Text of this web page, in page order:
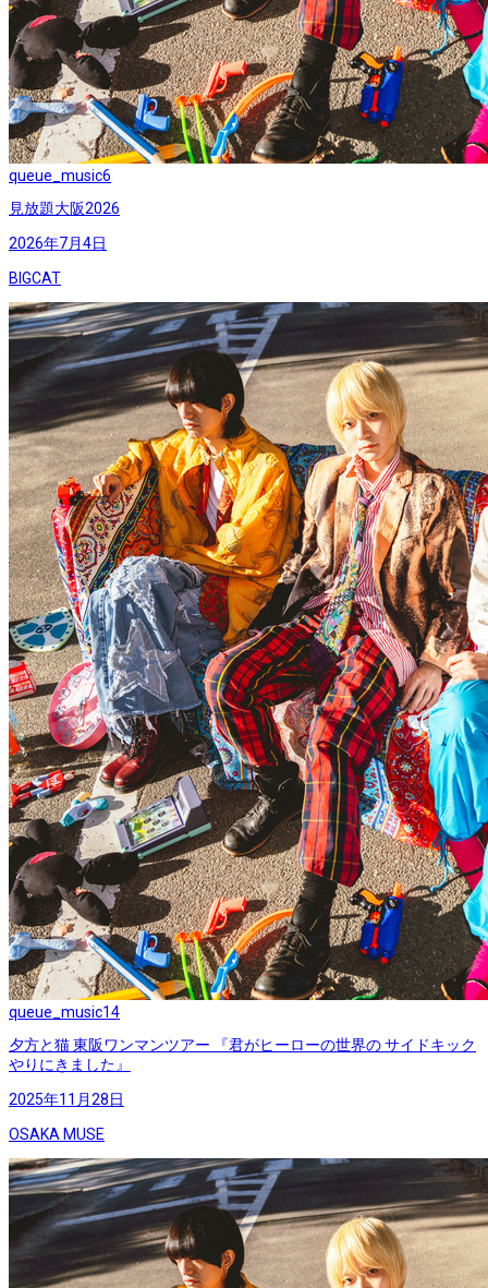
queue_music6
見放題大阪2026
2026年7月4日
BIGCAT
queue_music14
夕方と猫 東阪ワンマンツアー 『君がヒーローの世界の サイドキック
やりにきました』
2025年11月28日
OSAKA MUSE